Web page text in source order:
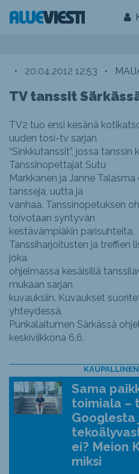
• 20.04.2012 12:53 •
TV tanssit
TV2 tuo ensi kesänä
uuden tosi-tv sarjan
“Sinkkutanssit”, jossa
Tanssinopettajat Sutu
Markkanen ja Janne
tansseja, uutta ja
vanhaa. Tanssinopetuksen
toivotaan syntyvän
kestävämpiäkin parisuhteita.
Tanssiharjoitusten ja treffien
joka
ohjelmassa kesäisillä
mukaan sarjan
kuvauksiin. Kuvaukset
yhteydessä.
Punkalaitumen Särkässä
keskiviikkona 6.6.
Sama
toimiala –
Googlesta
ei? Meion
miksi